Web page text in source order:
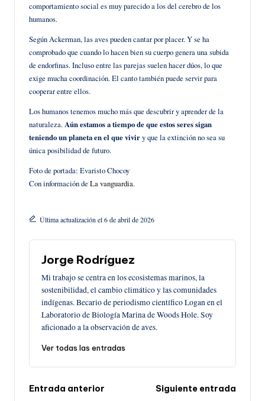
comportamiento social es muy parecido a los del cerebro de los
humanos.
Según Ackerman, las aves pueden cantar por placer. Y se ha
comprobado que cuando lo hacen bien su cuerpo genera una subida
de endorfinas. Incluso entre las parejas suelen hacer dúos, lo que
exige mucha coordinación. El canto también puede servir para
cooperar entre ellos.
Los humanos tenemos mucho más que descubrir y aprender de la
naturaleza.Aún estamos a tiempo de que estos seres sigan
teniendo un planeta en el que viviry que la extinción no sea su
única posibilidad de futuro.
Foto de portada: Evaristo Chocoy
Con información de La vanguardia.
Última actualización el 6 de abril de 2026
Jorge Rodríguez
Mi trabajo se centra en los ecosistemas marinos, la
sostenibilidad, el cambio climático y las comunidades
indígenas. Becario de periodismo científico Logan en el
Laboratorio de Biología Marina de Woods Hole. Soy
aficionado a la observación de aves.
Ver todas las entradas
Navegación
Entrada anterior Siguiente entrada